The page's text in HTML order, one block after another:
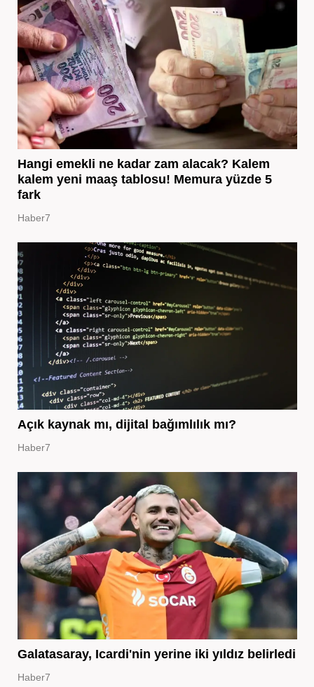
Hangi emekli ne kadar zam alacak? Kalem
kalem yeni maaş tablosu! Memura yüzde 5
fark
Haber7
Açık kaynak mı, dijital bağımlılık mı?
Haber7
Galatasaray, Icardi'nin yerine iki yıldız belirledi
Haber7